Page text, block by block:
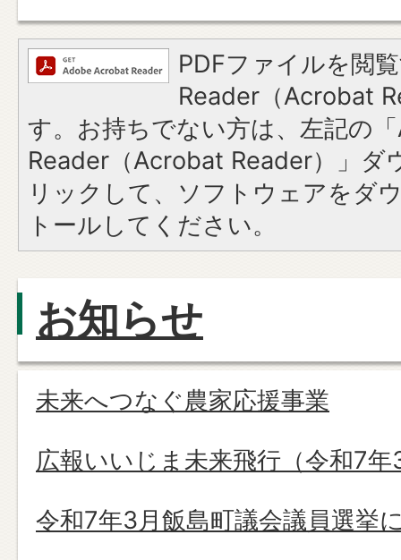
PDFファイルを閲
Reader（Acrobat
す。お持ちでない方は、左記の
Reader（Acrobat Reader）」ダ
リックして、ソフトウェアをダ
トールしてください。
お知らせ
未来へつなぐ農家応援事業
広報いいじま未来飛行（令和7年
令和7年3月飯島町議会議員選挙